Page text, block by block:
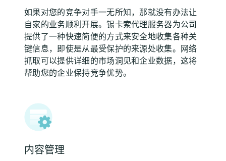
如果对您的竞争对手一无所知，那就没有办法让
自家的业务顺利开展。锡卡索代理服务器为公司
提供了一种快速简便的方式来安全地收集各种关
键信息，即使是从最受保护的来源处收集。网络
抓取可以提供详细的市场洞见和企业数据，这将
帮助您的企业保持竞争优势。
内容管理